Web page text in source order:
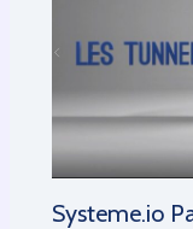
Systeme.io